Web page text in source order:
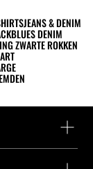
JEANS & DENIM
BLUES DENIM
ZWARTE ROKKEN